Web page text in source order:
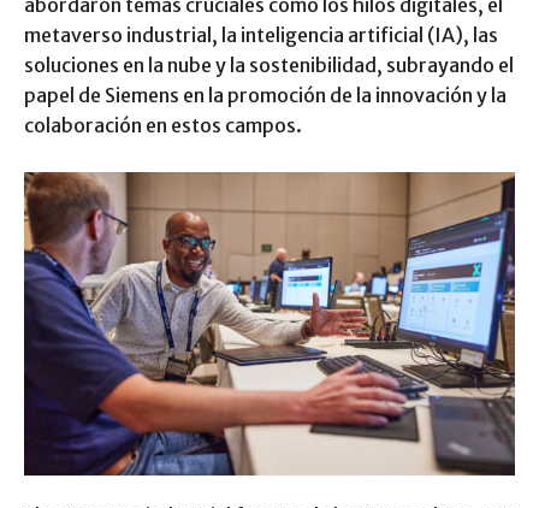
abordaron temas cruciales como los hilos digitales, el
metaverso industrial, la inteligencia artificial (IA), las
soluciones en la nube y la sostenibilidad, subrayando el
papel de Siemens en la promoción de la innovación y la
colaboración en estos campos.